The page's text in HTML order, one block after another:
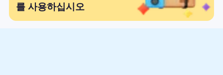
를 사용하십시오